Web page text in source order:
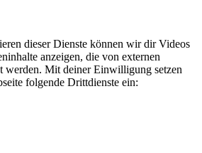
dieser Dienste können wir dir Videos
anzeigen, die von externen
werden. Mit deiner Einwilligung setzen
folgende Drittdienste ein: